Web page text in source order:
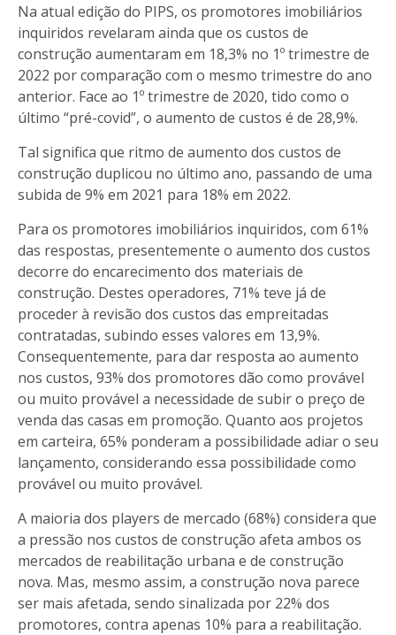
Na atual edição do PIPS, os promotores imobiliários
inquiridos revelaram ainda que os custos de
construção aumentaram em 18,3% no 1º trimestre de
2022 por comparação com o mesmo trimestre do ano
anterior. Face ao 1º trimestre de 2020, tido como o
último “pré-covid”, o aumento de custos é de 28,9%.
Tal significa que ritmo de aumento dos custos de
construção duplicou no último ano, passando de uma
subida de 9% em 2021 para 18% em 2022.
Para os promotores imobiliários inquiridos, com 61%
das respostas, presentemente o aumento dos custos
decorre do encarecimento dos materiais de
construção. Destes operadores, 71% teve já de
proceder à revisão dos custos das empreitadas
contratadas, subindo esses valores em 13,9%.
Consequentemente, para dar resposta ao aumento
nos custos, 93% dos promotores dão como provável
ou muito provável a necessidade de subir o preço de
venda das casas em promoção. Quanto aos projetos
em carteira, 65% ponderam a possibilidade adiar o seu
lançamento, considerando essa possibilidade como
provável ou muito provável.
A maioria dos players de mercado (68%) considera que
a pressão nos custos de construção afeta ambos os
mercados de reabilitação urbana e de construção
nova. Mas, mesmo assim, a construção nova parece
ser mais afetada, sendo sinalizada por 22% dos
promotores, contra apenas 10% para a reabilitação.